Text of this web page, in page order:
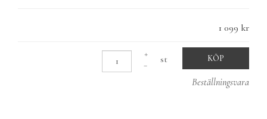
1 099 kr
KÖP
st
Beställningsvara